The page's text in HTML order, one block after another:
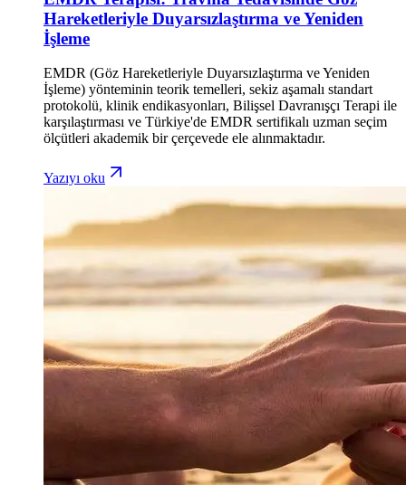
Hareketleriyle Duyarsızlaştırma ve Yeniden
İşleme
EMDR (Göz Hareketleriyle Duyarsızlaştırma ve Yeniden
İşleme) yönteminin teorik temelleri, sekiz aşamalı standart
protokolü, klinik endikasyonları, Bilişsel Davranışçı Terapi ile
karşılaştırması ve Türkiye'de EMDR sertifikalı uzman seçim
ölçütleri akademik bir çerçevede ele alınmaktadır.
Yazıyı oku